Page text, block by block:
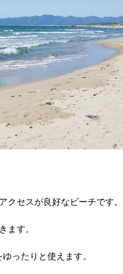
クセスが良好なビーチです。
ます。
ったりと使えます。